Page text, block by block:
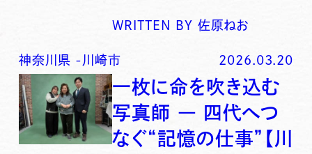
WRITTEN BY 佐原ねお
神奈川県 - 川崎市 2026.03.20
一枚に命を吹き込む
写真師 ― 四代へつ
なぐ“記憶の仕事”【川